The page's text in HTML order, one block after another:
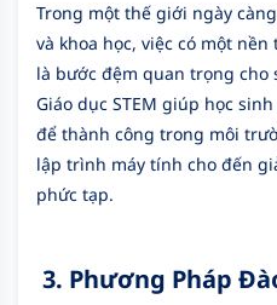
Trong một thế giới ngày
và khoa học, việc có một
là bước đệm quan trọng
Giáo dục STEM giúp học
để thành công trong môi
lập trình máy tính cho đến
phức tạp.
3. Phương Pháp